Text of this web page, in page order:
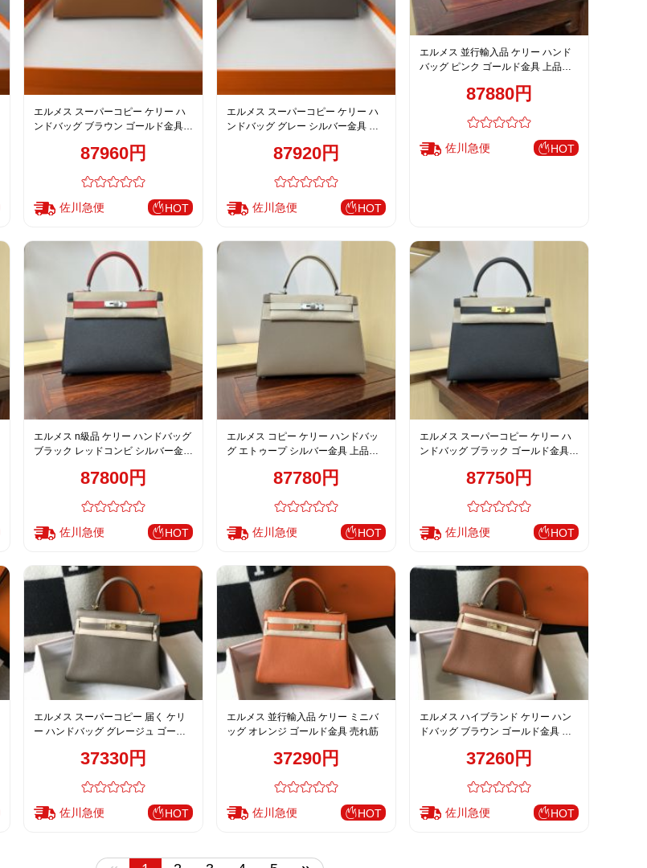
エルメス スーパーコピー ケリー ハ
ンドバッグ ブラウン ゴールド金具
87960円
佐川急便 HOT
エルメス スーパーコピー ケリー ハ
ンドバッグ グレー シルバー金具 上
87920円
佐川急便 HOT
エルメス 並行輸入品 ケリー ハンド
バッグ ピンク ゴールド金具 上品レ
87880円
佐川急便 HOT
エルメス n級品 ケリー ハンドバッグ
ブラック レッドコンビ シルバー金具
87800円
佐川急便 HOT
エルメス コピー ケリー ハンドバッ
グ エトゥープ シルバー金具 上品レ
87780円
佐川急便 HOT
エルメス スーパーコピー ケリー ハ
ンドバッグ ブラック ゴールド金具
87750円
佐川急便 HOT
エルメス スーパーコピー 届く ケリ
ー ハンドバッグ グレージュ ゴール
37330円
佐川急便 HOT
エルメス 並行輸入品 ケリー ミニバ
ッグ オレンジ ゴールド金具 売れ筋
37290円
佐川急便 HOT
エルメス ハイブランド ケリー ハン
ドバッグ ブラウン ゴールド金具 レ
37260円
佐川急便 HOT